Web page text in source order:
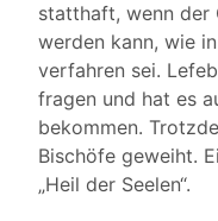
statthaft, wenn der
werden kann, wie
verfahren sei.
fragen und hat es
bekommen.
Bischöfe geweiht.
„Heil der Seelen“.